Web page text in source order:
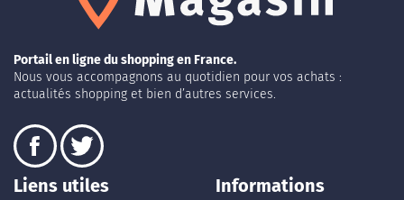
Portail en ligne du shopping en France.
Nous vous accompagnons au quotidien pour vos achats :
actualités shopping et bien d’autres services.
Liens utiles Informations